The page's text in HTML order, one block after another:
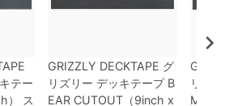
テー
ス
GRIZZLY DECKTAPE グ
リズリー デッキテープB
EAR CUTOUT（9inch x
リズリ
MINI